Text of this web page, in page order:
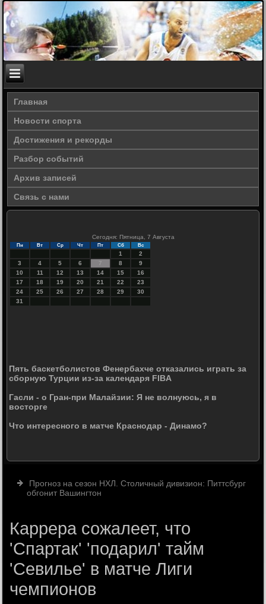
Главная
Новости спорта
Достижения и рекорды
Разбор событий
Архив записей
Связь с нами
Сегодня: Пятница, 7 Августа
Пн Вт Ср Чт Пт Сб Вс
1
2
3
4 5 6 7 8
9
10
11 12 13 14 15
16
17
18 19 20 21 22
23
24
25 26 27 28 29
30
31
Пять баскетболистов Фенербахче отказались играть за
сборную Турции из-за календаря FIBA
Гасли - о Гран-при Малайзии: Я не волнуюсь, я в
восторге
Что интересного в матче Краснодар - Динамо?
Прогноз на сезон НХЛ. Столичный дивизион: Питтсбург
обгонит Вашингтон
Каррера сожалеет, что
'Спартак' 'подарил' тайм
'Севилье' в матче Лиги
чемпионов